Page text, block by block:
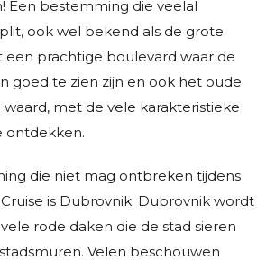
Een bestemming die veelal
ook wel bekend als de grote
een prachtige boulevard waar de
goed te zien zijn en ook het oude
met de vele karakteristieke
ontdekken.
die niet mag ontbreken tijdens
is Dubrovnik. Dubrovnik wordt
rode daken die de stad sieren
Velen beschouwen